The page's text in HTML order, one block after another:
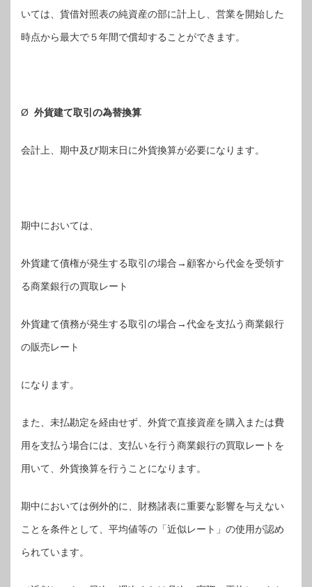
いては、貨借対照表の純資産の部に計上し、営業を開始した
時点から最大で５年間で償却することができます。
Ø 外貨建て取引の為替換算
会計上、期中及び期末日に外貨換算が必要になります。
期中においては、
外貨建て債権が発生する取引の場合→顧客から代金を受領す
る商業銀行の買取レート
外貨建て債務が発生する取引の場合→代金を支払う商業銀行
の販売レート
になります。
また、未払勘定を経由せず、外貨で直接資産を購入または費
用を支払う場合には、支払いを行う商業銀行の買取レートを
用いて、外貨換算を行うことになります。
期中においては例外的に、財務諸表に重要な影響を与えない
ことを条件として、平均値等の「近似レート」の使用が認め
られています。